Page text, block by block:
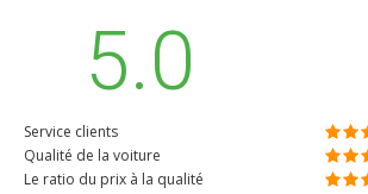
5.0
Service clients
Qualité de la voiture
Le ratio du prix à la qualité